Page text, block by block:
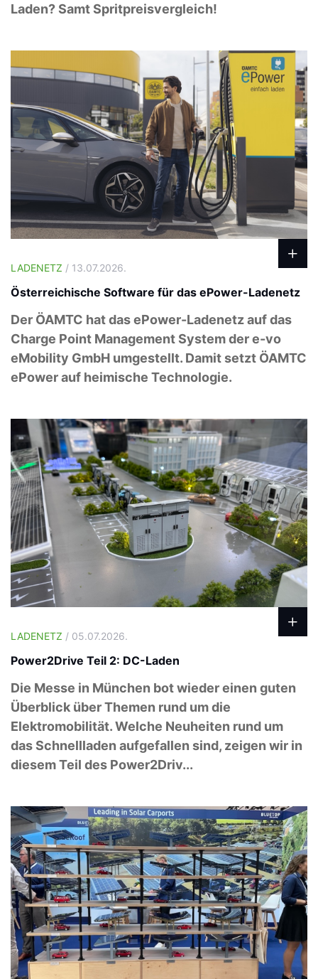
Laden? Samt Spritpreisvergleich!
LADENETZ / 13.07.2026.
Österreichische Software für das ePower-Ladenetz
Der ÖAMTC hat das ePower-Ladenetz auf das
Charge Point Management System der e-vo
eMobility GmbH umgestellt. Damit setzt ÖAMTC
ePower auf heimische Technologie.
LADENETZ / 05.07.2026.
Power2Drive Teil 2: DC-Laden
Die Messe in München bot wieder einen guten
Überblick über Themen rund um die
Elektromobilität. Welche Neuheiten rund um
das Schnellladen aufgefallen sind, zeigen wir in
diesem Teil des Power2Driv...